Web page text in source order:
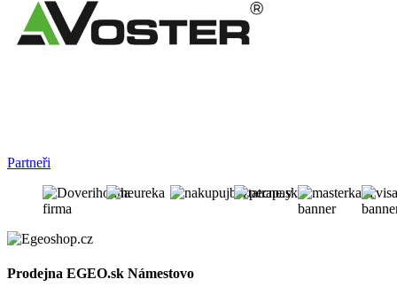
Partneři
Prodejna EGEO.sk Námestovo